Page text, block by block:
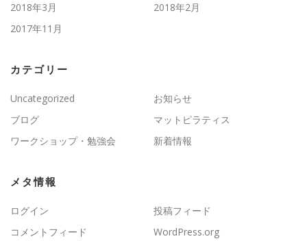
2018年3月
2018年2月
2017年11月
カテゴリー
Uncategorized
お知らせ
ブログ
マットピラティス
ワークショップ・勉強会
新着情報
メタ情報
ログイン
投稿フィード
コメントフィード
WordPress.org